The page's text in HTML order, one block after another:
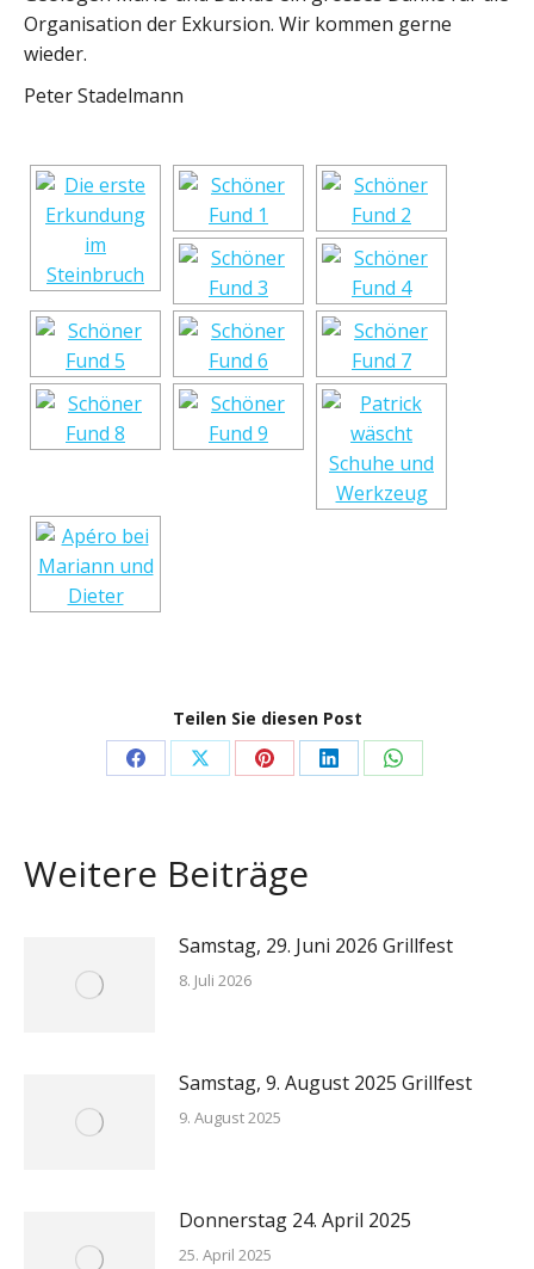
Organisation der Exkursion. Wir kommen gerne
wieder.
Peter Stadelmann
Teilen Sie diesen Post
Share Share Share Share Share
Weitere Beiträge
Samstag, 29. Juni 2026 Grillfest
8. Juli 2026
Samstag, 9. August 2025 Grillfest
9. August 2025
Donnerstag 24. April 2025
25. April 2025